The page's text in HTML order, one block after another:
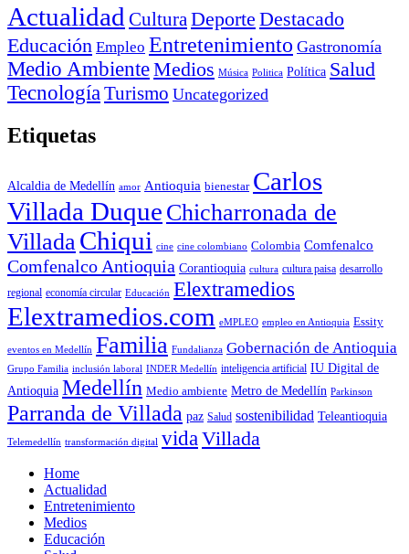
Actualidad Cultura Deporte Destacado
Educación Empleo Entretenimiento Gastronomía
Medio AmbienteMedios Música Politica Política Salud
Tecnología Turismo Uncategorized
Etiquetas
Alcaldia de Medellín amor Antioquia bienestar Carlos
Villada Duque Chicharronada de
Villada Chiqui cine cine colombiano Colombia Comfenalco
Comfenalco Antioquia Corantioquia cultura cultura paisa desarrollo
regional economía circular Educación Elextramedios
Elextramedios.com eMPLEO empleo en Antioquia Essity
eventos en Medellín Familia Fundalianza Gobernación de Antioquia
Grupo Familia inclusión laboral INDER Medellín inteligencia artificial IU Digital de
Antioquia Medellín Medio ambiente Metro de Medellín Parkinson
Parranda de Villada paz Salud sostenibilidad Teleantioquia
Telemedellín transformación digital vida Villada
Home
Actualidad
Entretenimiento
Medios
Educación